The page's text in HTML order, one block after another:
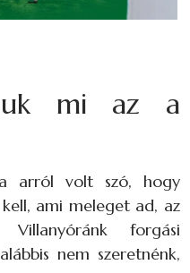
mi az a
arról volt szó, hogy
ami meleget ad, az
forgási
nem szeretnénk,